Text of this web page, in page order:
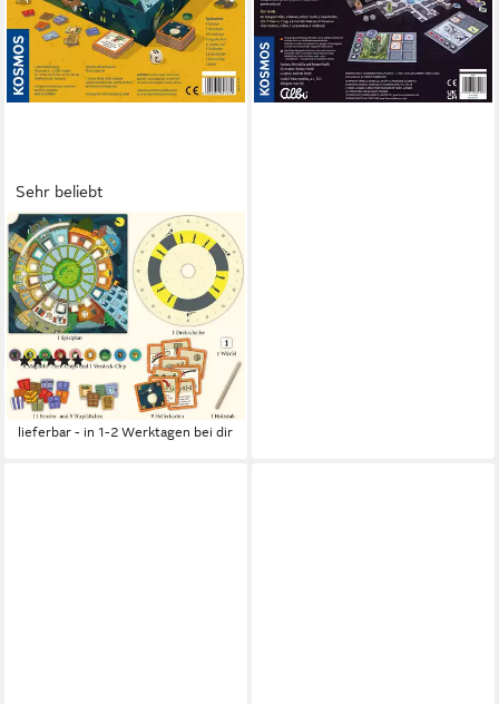
Sehr beliebt
KOSMOS
Spiel Die Schule der
magischen Tiere - Nicht zu
fassen, Gesellschaftsspiel,
Made in Germany
(21)
ab 18,72 € UVP 21,99 €
-15%
lieferbar - in 1-2 Werktagen bei dir